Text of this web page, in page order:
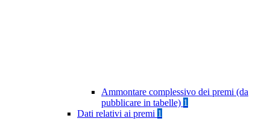
Ammontare complessivo dei premi (da
pubblicare in tabelle) 1
Dati relativi ai premi 1